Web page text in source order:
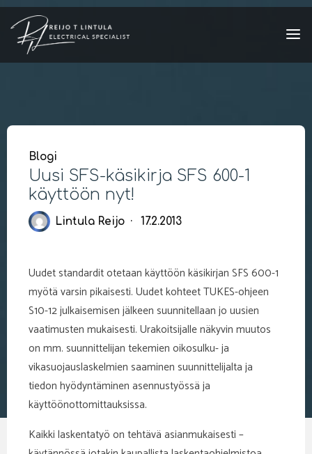
Skip
content
Blogi
Uusi SFS-käsikirja SFS 600-1
käyttöön nyt!
Lintula Reijo 17.2.2013
Uudet standardit otetaan käyttöön käsikirjan SFS 600-1
myötä varsin pikaisesti. Uudet kohteet TUKES-ohjeen
S10-12 julkaisemisen jälkeen suunnitellaan jo uusien
vaatimusten mukaisesti. Urakoitsijalle näkyvin muutos
on mm. suunnittelijan tekemien oikosulku- ja
vikasuojauslaskelmien saaminen suunnittelijalta ja
tiedon hyödyntäminen asennustyössä ja
käyttöönottomittauksissa.
Kaikki laskentatyö on tehtävä asianmukaisesti –